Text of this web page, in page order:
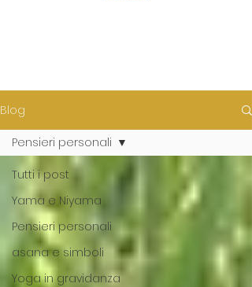
Blog
Tutti i post
Yama e Niyama
Pensieri personali
asana e simboli
Yoga in gravidanza
Pensieri personali